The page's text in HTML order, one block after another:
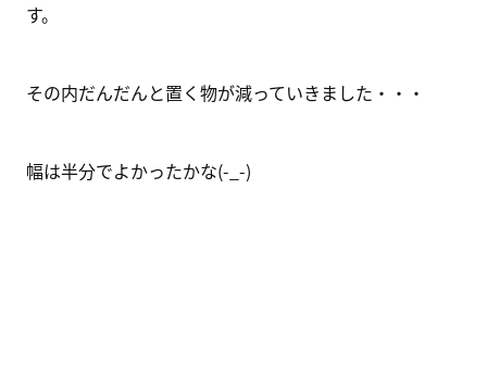
す。
その内だんだんと置く物が減っていきました・・・
幅は半分でよかったかな(-_-)